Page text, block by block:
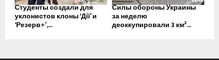
Студенты создали для
уклонистов клоны ‘Дії’ и
‘Резерв+’,...
Силы обороны Украины
за неделю
деоккупировали 3 км²...